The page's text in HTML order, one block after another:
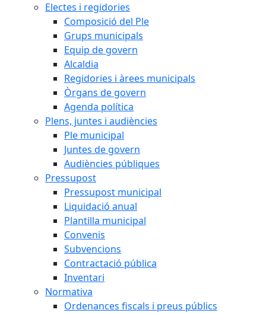
Electes i regidories
Composició del Ple
Grups municipals
Equip de govern
Alcaldia
Regidories i àrees municipals
Òrgans de govern
Agenda política
Plens, juntes i audiències
Ple municipal
Juntes de govern
Audiències públiques
Pressupost
Pressupost municipal
Liquidació anual
Plantilla municipal
Convenis
Subvencions
Contractació pública
Inventari
Normativa
Ordenances fiscals i preus públics